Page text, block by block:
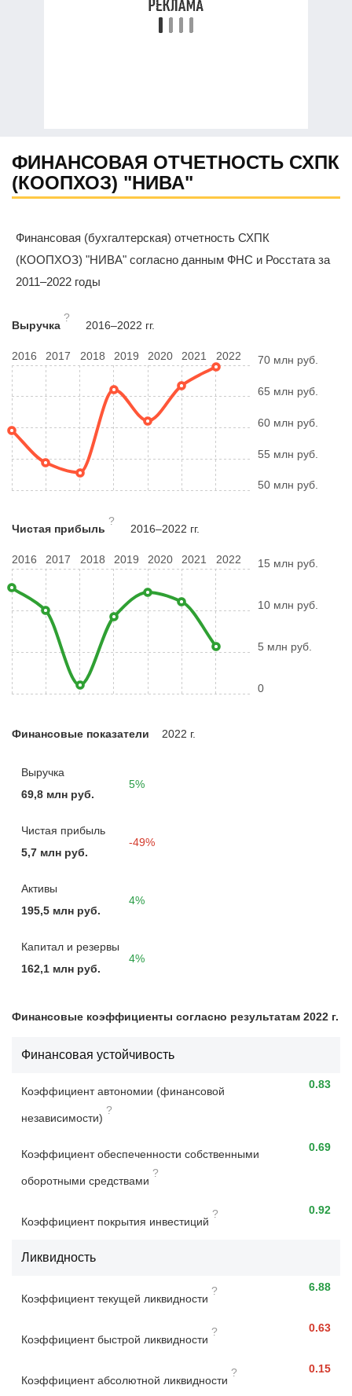
ФИНАНСОВАЯ ОТЧЕТНОСТЬ СХПК
(КООПХОЗ) "НИВА"
Финансовая (бухгалтерская) отчетность СХПК
(КООПХОЗ) "НИВА" согласно данным ФНС и Росстата за
2011–2022 годы
Выручка
?
2016–2022 гг.
2016 2017 2018 2019 2020 2021 2022
50 млн руб.
55 млн руб.
60 млн руб.
65 млн руб.
70 млн руб.
Чистая прибыль
?
2016–2022 гг.
2016 2017 2018 2019 2020 2021 2022
0
5 млн руб.
10 млн руб.
15 млн руб.
Финансовые показатели 2022 г.
Выручка
69,8 млн руб.
5%
Чистая прибыль
5,7 млн руб.
-49%
Активы
195,5 млн руб.
4%
Капитал и резервы
162,1 млн руб.
4%
Финансовые коэффициенты согласно результатам 2022 г.
Финансовая устойчивость
Коэффициент автономии (финансовой
независимости)
?
0.83
Коэффициент обеспеченности собственными
оборотными средствами
?
0.69
Коэффициент покрытия инвестиций
? 0.92
Ликвидность
Коэффициент текущей ликвидности
? 6.88
Коэффициент быстрой ликвидности
? 0.63
Коэффициент абсолютной ликвидности
? 0.15